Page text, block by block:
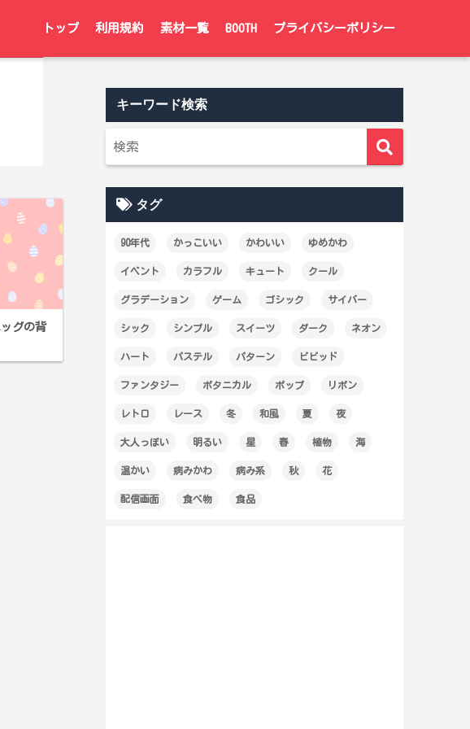
トップ 利用規約 素材一覧 BOOTH プライバシーポリシー
グの背
キーワード検索
タグ
90年代 かっこいい かわいい ゆめかわ
イベント カラフル キュート クール
グラデーション ゲーム ゴシック サイバー
シック シンプル スイーツ ダーク ネオン
ハート パステル パターン ビビッド
ファンタジー ボタニカル ポップ リボン
レトロ レース 冬 和風 夏 夜
大人っぽい 明るい 星 春 植物 海
温かい 病みかわ 病み系 秋 花
配信画面 食べ物 食品